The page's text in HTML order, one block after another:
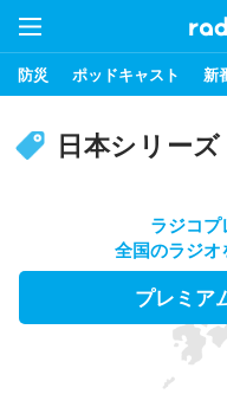
防災 ポッドキャスト 新
日本シリーズ
ラジコプ
全国のラジオ
プレミア